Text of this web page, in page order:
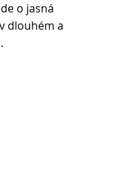
o jasná
dlouhém a